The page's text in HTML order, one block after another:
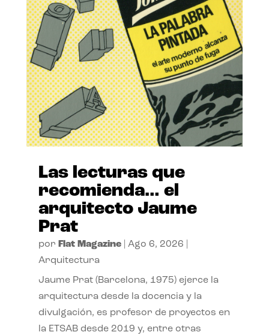
Las lecturas que
recomienda… el
arquitecto Jaume
Prat
por Flat Magazine| Ago 6, 2026
Arquitectura
Jaume Prat (Barcelona, 1975) ejerce la
arquitectura desde la docencia y la
divulgación, es profesor de proyectos en
la ETSAB desde 2019 y, entre otras